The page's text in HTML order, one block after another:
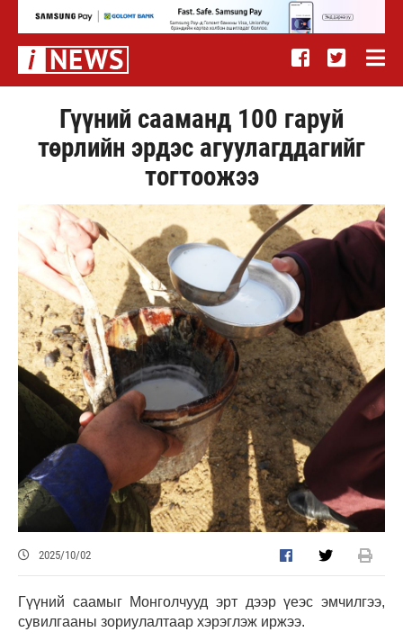
Гүүний сааманд 100 гаруй
төрлийн эрдэс агуулагддагийг
тогтоожээ
2025/10/02
Гүүний саамыг Монголчууд эрт дээр үеэс эмчилгээ,
сувилгааны зориулалтаар хэрэглэж иржээ.